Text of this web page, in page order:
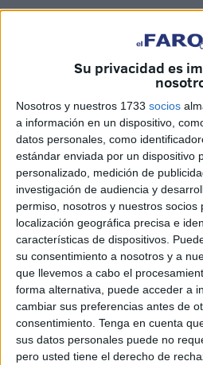
Su privacidad es
Nosotros y nuestros 1733 socios
a información en un dispositivo,
datos personales, como
estándar enviada por un dispositivo
personalizado, medición de
investigación de audiencia y
permiso, nosotros y nuestros socios
localización geográfica precisa e
características de dispositivos.
su consentimiento a nosotros y a
que llevemos a cabo el
forma alternativa, puede acceder a
cambiar sus preferencias antes de
consentimiento. Tenga en cuenta
sus datos personales puede no
pero usted tiene el derecho de
POR PALOMA ABAD
Lista de
BEATRIZ MARTÍNEZ
La Cámara quiere
en espacios
POR ISABEL JIMÉNEZ
Los pescaderos de
apoyo para traer
POR EVA CEREZO 24/
El Mercado
obligado a
POR JUANJO OLIVA
La Asamblea
reglamento de
POR PALOMA ABAD